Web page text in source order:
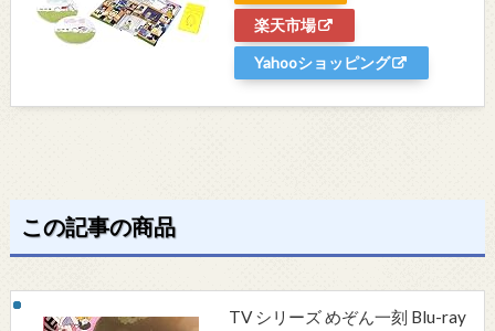
楽天市場
Yahooショッピング
この記事の商品
TV シリーズ めぞん一刻 Blu-ray